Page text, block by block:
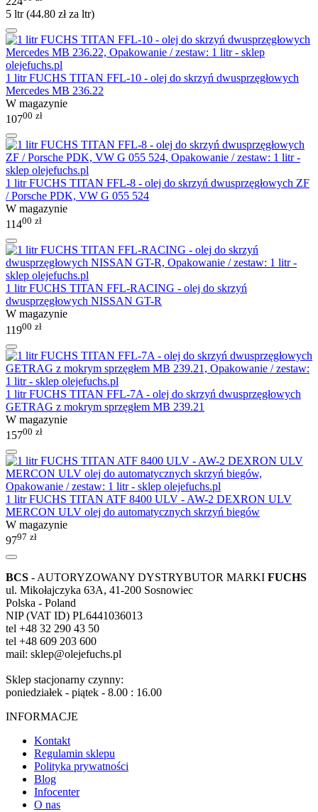
5 ltr (44.80 złza ltr)
1 litr FUCHS TITAN FFL-10 - olej do skrzyń dwusprzęgłowych
Mercedes MB 236.22
W magazynie
10700 zł
1 litr FUCHS TITAN FFL-8 - olej do skrzyń dwusprzęgłowych ZF
/ Porsche PDK, VW G 055 524
W magazynie
11400 zł
1 litr FUCHS TITAN FFL-RACING - olej do skrzyń
dwusprzęgłowych NISSAN GT-R
W magazynie
11900 zł
1 litr FUCHS TITAN FFL-7A - olej do skrzyń dwusprzęgłowych
GETRAG z mokrym sprzęgłem MB 239.21
W magazynie
15700 zł
1 litr FUCHS TITAN ATF 8400 ULV - AW-2 DEXRON ULV
MERCON ULV olej do automatycznych skrzyń biegów
W magazynie
9797 zł
BCS - AUTORYZOWANY DYSTRYBUTOR MARKI FUCHS
ul. Mikołajczyka 63A, 41-200 Sosnowiec
Polska - Poland
NIP (VAT ID) PL6441036013
tel +48 32 290 43 50
tel +48 609 203 600
mail: sklep@olejefuchs.pl
Sklep stacjonarny czynny:
poniedziałek - piątek - 8.00 : 16.00
INFORMACJE
Kontakt
Regulamin sklepu
Polityka prywatności
Blog
Infocenter
O nas